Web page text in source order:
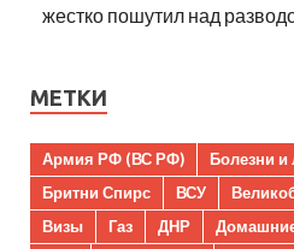
жестко пошутил над
МЕТКИ
Армия РФ (ВС РФ)
Болезни и
Бритни Спирс
ВСУ
Визы
Газ ДНР